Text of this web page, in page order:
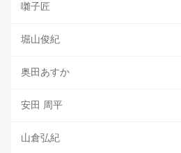
囃子匠
堀山俊紀
奥田あすか
安田 周平
山倉弘紀